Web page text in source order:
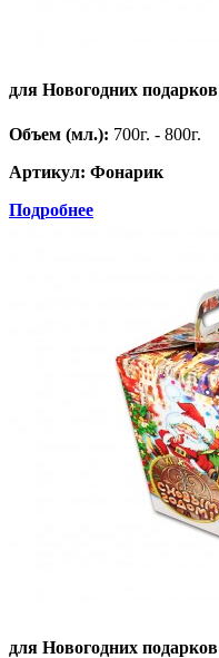
для Новогодних подарков
Объем (мл.): 700г. - 800г.
Артикул: Фонарик
Подробнее
для Новогодних подарков